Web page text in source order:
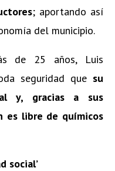
; aportando así
del municipio.
de 25 años, Luis
seguridad que su
y, gracias a sus
es libre de químicos
social’